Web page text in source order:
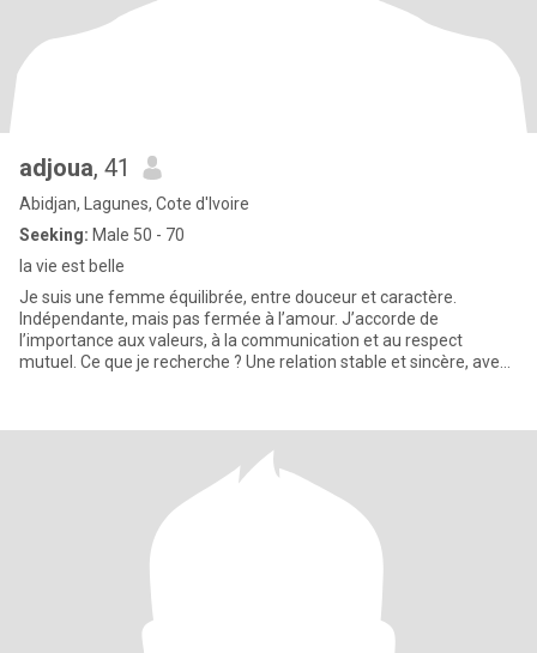
adjoua, 41
Abidjan, Lagunes, Cote d'Ivoire
Seeking: Male 50 - 70
la vie est belle
Je suis une femme équilibrée, entre douceur et caractère.
Indépendante, mais pas fermée à l’amour. J’accorde de
l’importance aux valeurs, à la communication et au respect
mutuel. Ce que je recherche ? Une relation stable et sincère, avec